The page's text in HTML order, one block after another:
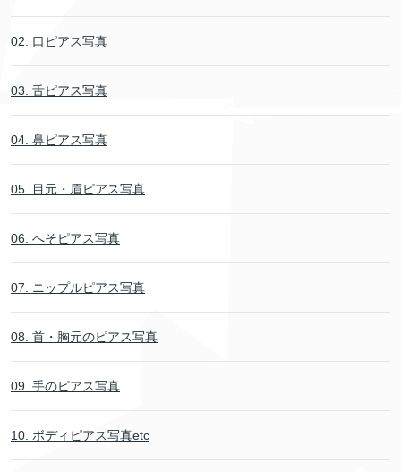
02. 口ピアス写真
03. 舌ピアス写真
04. 鼻ピアス写真
05. 目元・眉ピアス写真
06. へそピアス写真
07. ニップルピアス写真
08. 首・胸元のピアス写真
09. 手のピアス写真
10. ボディピアス写真etc